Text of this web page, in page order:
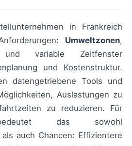
in Frankreich
Umweltzonen,
und variable Zeitfenster
und Kostenstruktur.
datengetriebene Tools und
Auslastungen zu
zu reduzieren. Für
das sowohl
auch Chancen: Effizientere